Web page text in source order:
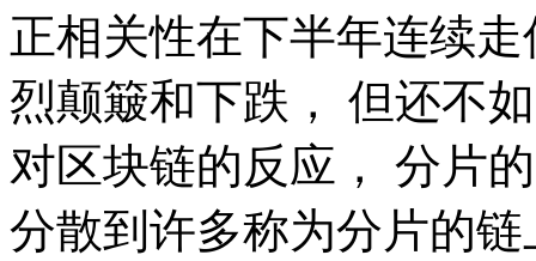
正相关性在下半年连续
烈颠簸和下跌， 但还不
对区块链的反应， 分片
分散到许多称为分片的